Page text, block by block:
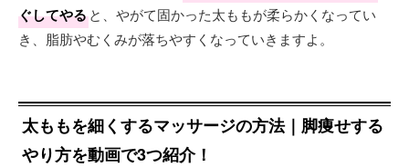
ぐしてやると、やがて固かった太ももが柔らかくなってい
き、脂肪やむくみが落ちやすくなっていきますよ。
太ももを細くするマッサージの方法｜脚痩せする
やり方を動画で3つ紹介！